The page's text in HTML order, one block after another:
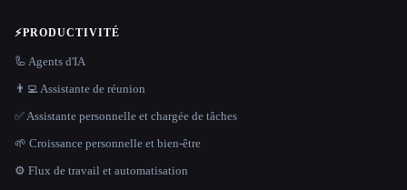
⚡PRODUCTIVITÉ
🦾 Agents d'IA
👨‍💻 Assistante de réunion
✅ Assistante personnelle et chargée de tâches
🌱 Croissance personnelle et bien-être
⚙️ Flux de travail et automatisation